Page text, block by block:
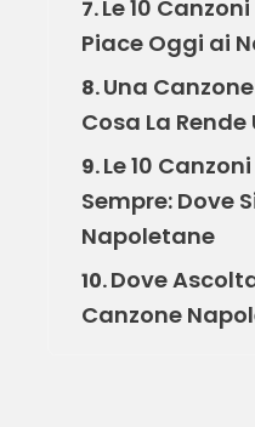
7.Le 10
Piace Oggi ai
8.Una
Cosa La Rende
9.Le 10
Sempre: Dove
Napoletane
10.Dove
Canzone